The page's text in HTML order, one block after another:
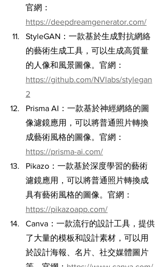
官網：
https://deepdreamgenerator.com/
StyleGAN：一款基於生成對抗網絡
的藝術生成工具，可以生成高質量
的人像和風景圖像。官網：
https://github.com/NVlabs/stylegan
2
Prisma AI：一款基於神經網絡的圖
像濾鏡應用，可以將普通照片轉換
成藝術風格的圖像。官網：
https://prisma-ai.com/
Pikazo：一款基於深度學習的藝術
濾鏡應用，可以將普通照片轉換成
具有藝術風格的圖像。官網：
https://pikazoapp.com/
Canva：一款流行的設計工具，提供
了大量的模板和設計素材，可以用
於設計海報、名片、社交媒體圖片